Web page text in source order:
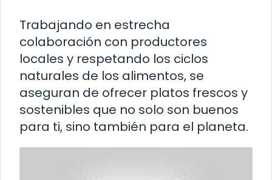
Trabajando en estrecha
colaboración con productores
locales y respetando los ciclos
naturales de los alimentos, se
aseguran de ofrecer platos frescos y
sostenibles que no solo son buenos
para ti, sino también para el planeta.